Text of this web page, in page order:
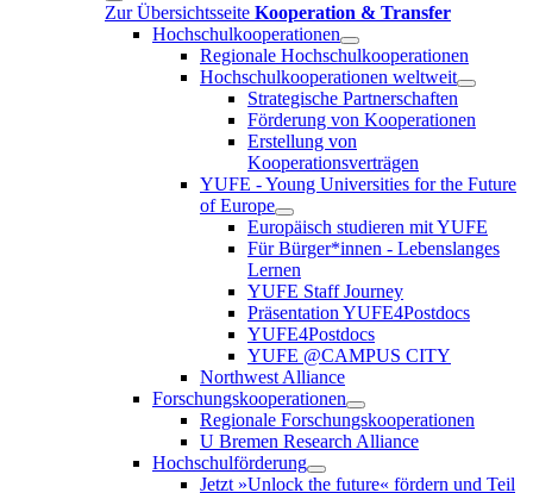
Zur Übersichtsseite Kooperation & Transfer
Hochschulkooperationen
Regionale Hochschulkooperationen
Hochschulkooperationen weltweit
Strategische Partnerschaften
Förderung von Kooperationen
Erstellung von
Kooperationsverträgen
YUFE - Young Universities for the Future
of Europe
Europäisch studieren mit YUFE
Für Bürger*innen - Lebenslanges
Lernen
YUFE Staff Journey
Präsentation YUFE4Postdocs
YUFE4Postdocs
YUFE @CAMPUS CITY
Northwest Alliance
Forschungskooperationen
Regionale Forschungskooperationen
U Bremen Research Alliance
Hochschulförderung
Jetzt »Unlock the future« fördern und Teil